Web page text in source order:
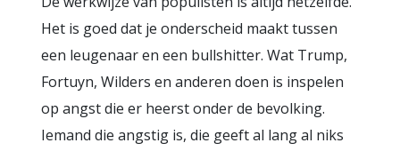
Het is goed dat je onderscheid maakt tussen
een leugenaar en een bullshitter. Wat Trump,
Fortuyn, Wilders en anderen doen is inspelen
op angst die er heerst onder de bevolking.
Iemand die angstig is, die geeft al lang al niks